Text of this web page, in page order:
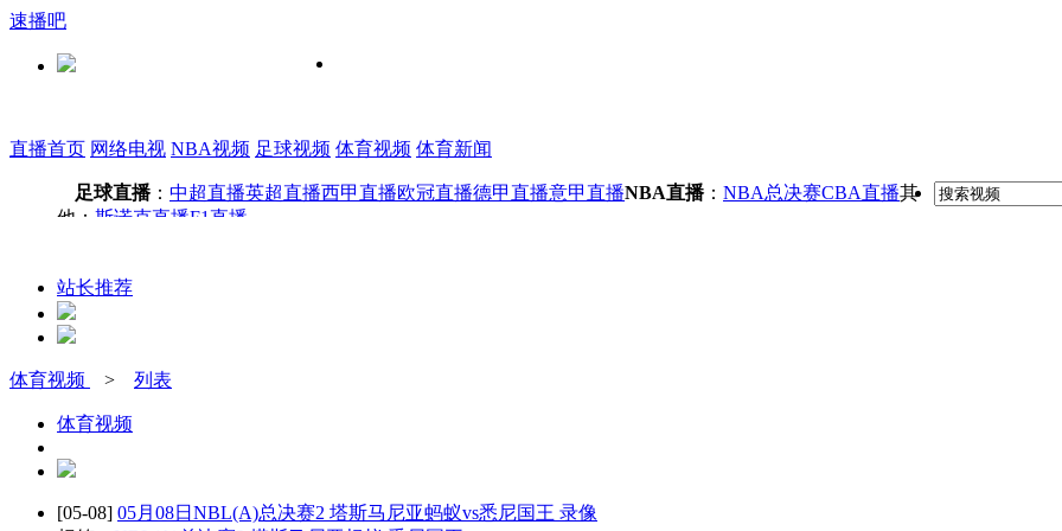
速播吧
直播首页 网络电视 NBA视频 足球视频 体育视频 体育新闻
足球直播： 中超直播英超直播西甲直播欧冠直播德甲直播意甲直播NBA直播： NBA总决赛CBA直播其
他： 斯诺克直播F1直播
站长推荐
体育视频 > 列表
体育视频
[05-08] 05月08日NBL(A)总决赛2 塔斯马尼亚蚂蚁vs悉尼国王 录像